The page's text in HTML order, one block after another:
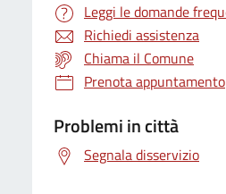
Leggi le domande
Richiedi assistenza
Chiama il Comune
Prenota appuntamento
Problemi in città
Segnala disservizio